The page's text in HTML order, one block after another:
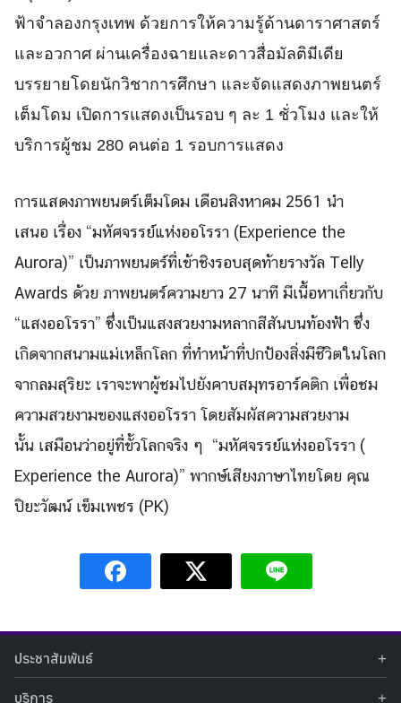
Search
Search
ฟ้ าจำลองกรุงเทพ ด้วยการให้ความรู้ด้านดาราศาสตร์
และอวกาศ ผ่านเครื่องฉายและดาวสื่อมัลติมีเดีย
บรรยายโดยนักวิชาการศึกษา และจัดแสดงภาพยนตร์
เต็มโดม เปิดการแสดงเป็นรอบ ๆ ละ 1 ชั่วโมง และให้
บริการผู้ชม 280 คนต่อ 1 รอบการแสดง
การแสดงภาพยนตร์เต็มโดม เดือนสิงหาคม 2561 นำ
เสนอ เรื่อง “มหัศจรรย์แห่งออโรรา (Experience the
Aurora)” เป็นภาพยนตร์ที่เข้าชิงรอบสุดท้ายรางวัล Telly
Awards ด้วย ภาพยนตร์ความยาว 27 นาที มีเนื้อหาเกี่ยวกับ
“แสงออโรรา” ซึ่งเป็นแสงสวยงามหลากสีสันบนท้องฟ้า ซึ่ง
เกิดจากสนามแม่เหล็กโลก ที่ทำหน้าที่ปกป้องสิ่งมีชีวิตในโลก
จากลมสุริยะ เราจะพาผู้ชมไปยังคาบสมุทรอาร์คติก เพื่อชม
ความสวยงามของแสงออโรรา โดยสัมผัสความสวยงาม
นั้น เสมือนว่าอยู่ที่ขั้วโลกจริง ๆ “มหัศจรรย์แห่งออโรรา (
Experience the Aurora)” พากษ์เสียงภาษาไทยโดย คุณ
ปิยะวัฒน์ เข็มเพชร (PK)
ประชาสัมพันธ์
ข่าวประชาสัมพันธ์
บริการ